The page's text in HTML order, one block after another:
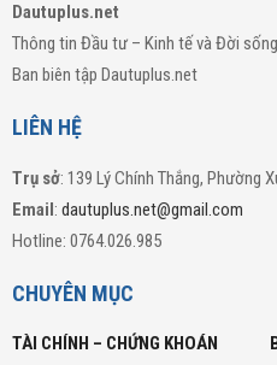
Dautuplus.net
Thông tin Đầu tư – Kinh tế và Đời sống
Ban biên tập Dautuplus.net
LIÊN HỆ
Trụ sở: 139 Lý Chính Thắng, Phường
Email: dautuplus.net@gmail.com
Hotline: 0764.026.985
CHUYÊN MỤC
TÀI CHÍNH – CHỨNG KHOÁN